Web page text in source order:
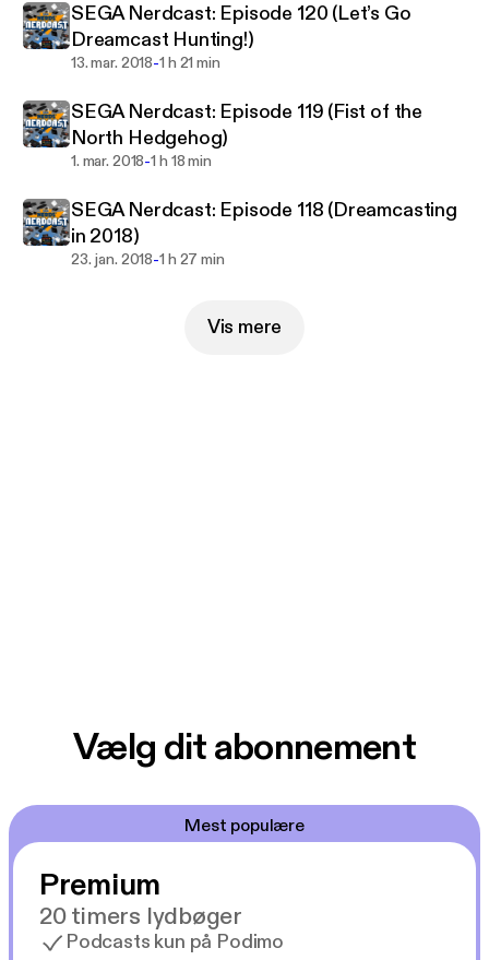
SEGA Nerdcast: Episode 120 (Let’s Go
Dreamcast Hunting!)
13. mar. 2018-1 h 21 min
SEGA Nerdcast: Episode 119 (Fist of the
North Hedgehog)
1. mar. 2018-1 h 18 min
SEGA Nerdcast: Episode 118 (Dreamcasting
in 2018)
23. jan. 2018-1 h 27 min
Vis mere
Vælg dit abonnement
Mest populære
Premium
20 timers lydbøger
Podcasts kun på Podimo